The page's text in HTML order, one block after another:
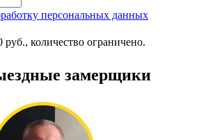
персональных данных
руб., количество ограничено.
замерщики